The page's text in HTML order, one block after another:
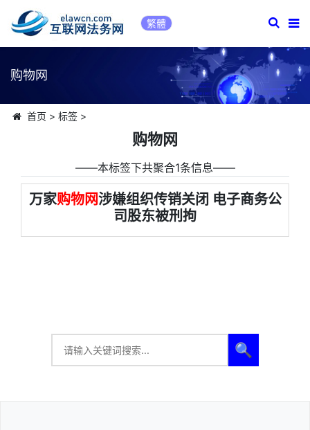
繁體
购物网
首页 > 标签>
购物网
――本标签下共聚合1条信息――
万家购物网涉嫌组织传销关闭 电子商务公
司股东被刑拘
🔍